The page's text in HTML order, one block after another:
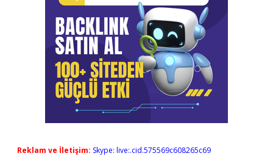
Reklam ve İletişim: Skype: live:.cid.575569c608265c69